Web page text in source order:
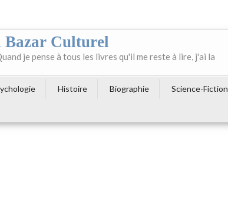
Culturel
je pense à tous les livres qu'il me reste à lire, j'ai la
Histoire Biographie Science-Fiction